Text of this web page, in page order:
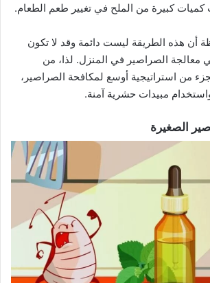
كبيرة من الملح في تغيير طعم الطعام.
أن هذه الطريقة ليست دائمة وقد لا تكون
بنسبة 100% في معالجة الصراصير في المنزل. لذا، من
من استراتيجية أوسع لمكافحة الصراصير،
مبيدات حشرية آمنة.
الصغيرة